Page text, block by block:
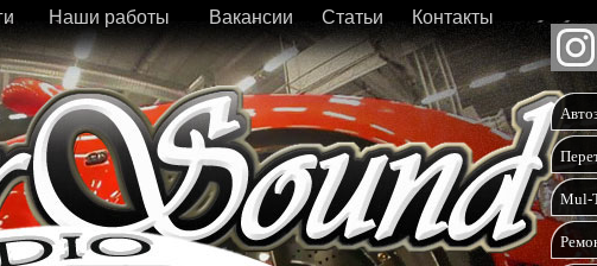
Mul-
Наши работы Вакансии Статьи Контакты